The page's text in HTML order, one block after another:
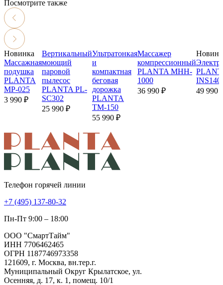
Посмотрите также
Новинка
Массажная
подушка
PLANTA
MP-025
3 990 ₽
Вертикальный
моющий
паровой
пылесос
PLANTA PL-
SC302
25 990 ₽
Ультратонкая
и
компактная
беговая
дорожка
PLANTA
TM-150
55 990 ₽
Массажер
компрессионный
PLANTA MHH-
1000
36 990 ₽
INS140
49 990
Телефон горячей линии
+7 (495) 137-80-32
Пн-Пт 9:00 – 18:00
ООО "СмартТайм"
ИНН 7706462465
ОГРН 1187746973358
121609, г. Москва, вн.тер.г.
Муниципальный Округ Крылатское, ул.
Осенняя, д. 17, к. 1, помещ. 10/1